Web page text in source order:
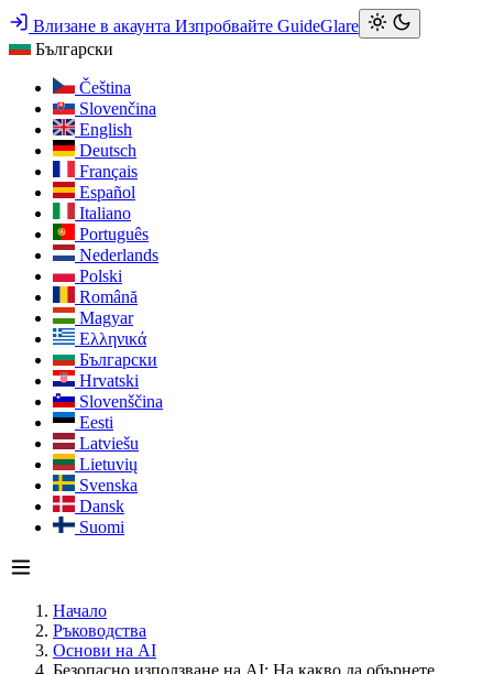
Влизане в акаунта Изпробвайте GuideGlare
Български
Čeština
Slovenčina
English
Deutsch
Français
Español
Italiano
Português
Nederlands
Polski
Română
Magyar
Ελληνικά
Български
Hrvatski
Slovenščina
Eesti
Latviešu
Lietuvių
Svenska
Dansk
Suomi
Начало
Ръководства
Основи на AI